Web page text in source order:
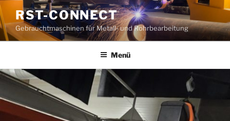
Zum
Inhalt
springen
RST-CONNECT
Gebrauchtmaschinen für Metall- und Rohrbearbeitung
Menü